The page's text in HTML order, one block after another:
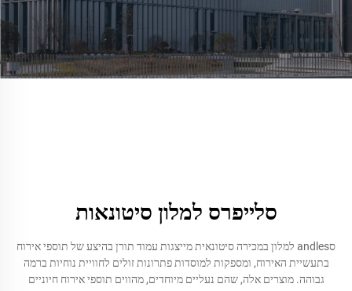
סלייפרס למלון סיטונאות
סandles למלון במכירה סיטונאית מייצגות עמוד תורן בהיצע של תוספי אירוח
בתעשיית האירוח, ומספקות למוסדות פתרונות זולים לחוויית נוחיות ברמה
גבוהה. מוצרים אלה, שהם נעליים מיוחדים, מהווים תוספי אירוח חיוניים